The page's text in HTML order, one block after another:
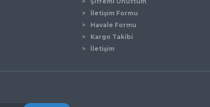
Gönderİletişim Formu
Havale Formu
Kargo Takibi
İletişim